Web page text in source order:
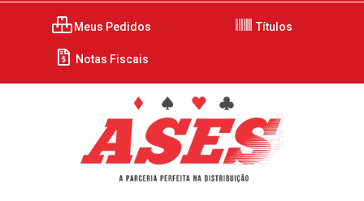
Meus Pedidos Títulos
Notas Fiscais